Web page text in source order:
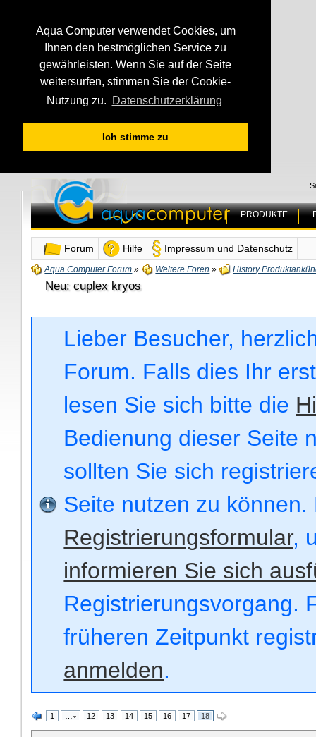
Aqua Computer verwendet Cookies, um
Ihnen den bestmöglichen Service zu
gewährleisten. Wenn Sie auf der Seite
weitersurfen, stimmen Sie der Cookie-
Nutzung zu.
Datenschutzerklärung
Ich stimme zu
PRODUKTE
Forum Hilfe Impressum und Datenschutz
Aqua Computer Forum » Weitere Foren » History
Neu: cuplex kryos
Lieber Besucher,
Forum. Falls dies Ihr
lesen Sie sich bitte die
Bedienung dieser Seite
sollten Sie sich
Seite nutzen zu
Registrierungsformular,
informieren Sie sich
Registrierungsvorgang.
früheren Zeitpunkt
anmelden.
1 … 12 13 14 15 16 17 18